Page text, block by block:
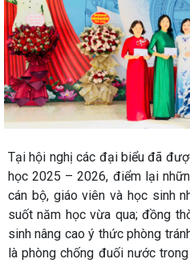
Tại hội nghị các đại biểu đã
học 2025 – 2026, điểm lại
cán bộ, giáo viên và học sinh
suốt năm học vừa qua; đồng
sinh nâng cao ý thức phòng
là phòng chống đuối nước